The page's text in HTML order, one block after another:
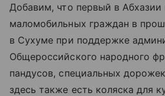
Добавим, что первый в Абхазии
маломобильных граждан в
в Сухуме при поддержке
Общероссийского народного
пандусов, специальных
здесь также есть коляска для